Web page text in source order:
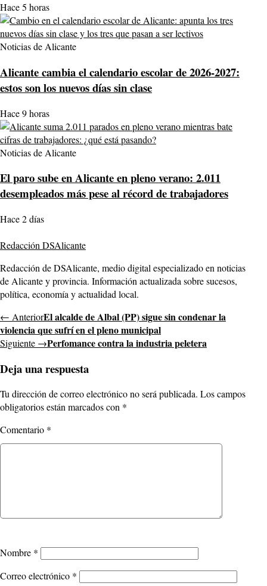
Hace 5 horas
Noticias de Alicante
Alicante cambia el calendario escolar de 2026-2027:
estos son los nuevos días sin clase
Hace 9 horas
Noticias de Alicante
El paro sube en Alicante en pleno verano: 2.011
desempleados más pese al récord de trabajadores
Hace 2 días
Redacción DSAlicante
Redacción de DSAlicante, medio digital especializado en noticias
de Alicante y provincia. Información actualizada sobre sucesos,
política, economía y actualidad local.
← AnteriorEl alcalde de Albal (PP) sigue sin condenar la
violencia que sufrí en el pleno municipal
Siguiente →Perfomance contra la industria peletera
Deja una respuesta
Tu dirección de correo electrónico no será publicada. Los campos
obligatorios están marcados con *
Comentario *
Nombre *
Correo electrónico *